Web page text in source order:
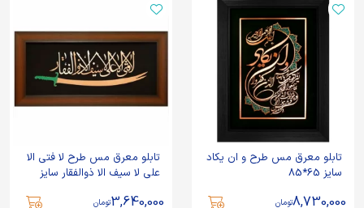
تابلو معرق مس طرح و ان یکاد
سایز 65*85
8,730,000تومان
تابلو معرق مس طرح لا فتی الا
علی لا سیف الا ذوالفقار سایز
3,640,000تومان